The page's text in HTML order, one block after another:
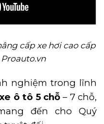
cấp xe hơi cao cấp
nghiệm trong lĩnh
ô tô 5 chỗ– 7 chỗ,
đến cho Quý